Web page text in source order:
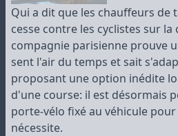
Qui a dit que les chauffeurs de
cesse contre les cyclistes sur la
compagnie parisienne prouve
sent l'air du temps et sait
proposant une option inédite
d'une course: il est désormais
porte-vélo fixé au véhicule
nécessite.